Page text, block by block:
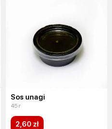
Sos unagi
45 г
2,60 zł